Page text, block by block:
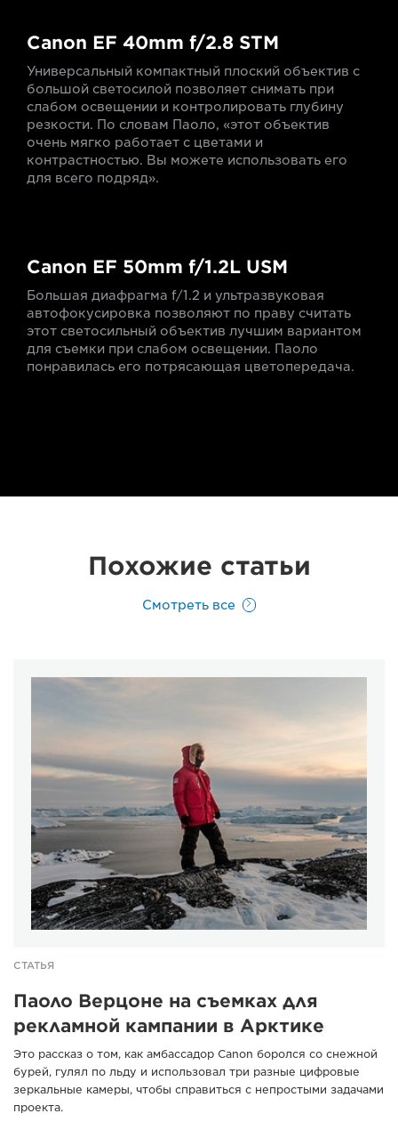
Canon EF 40mm f/2.8 STM
Универсальный компактный плоский объектив с
большой светосилой позволяет снимать при
слабом освещении и контролировать глубину
резкости. По словам Паоло, «этот объектив
очень мягко работает с цветами и
контрастностью. Вы можете использовать его
для всего подряд».
Canon EF 50mm f/1.2L USM
Большая диафрагма f/1.2 и ультразвуковая
автофокусировка позволяют по праву считать
этот светосильный объектив лучшим вариантом
для съемки при слабом освещении. Паоло
понравилась его потрясающая цветопередача.
Похожие статьи
Смотреть все
СТАТЬЯ
Паоло Верцоне на съемках для
рекламной кампании в Арктике
Это рассказ о том, как амбассадор Canon боролся со снежной
бурей, гулял по льду и использовал три разные цифровые
зеркальные камеры, чтобы справиться с непростыми задачами
проекта.